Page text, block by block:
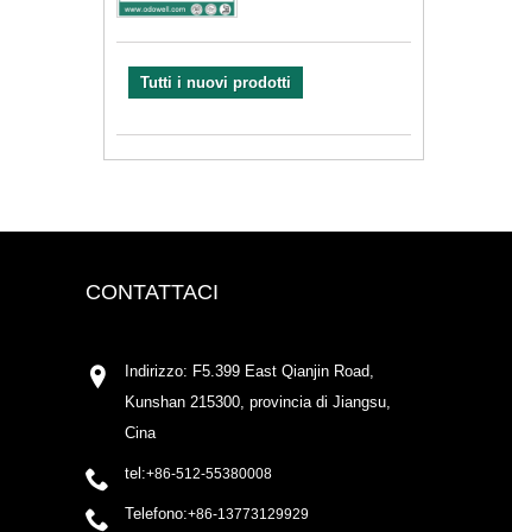
Tutti i nuovi prodotti
CONTATTACI
Indirizzo: F5.399 East Qianjin Road,
Kunshan 215300, provincia di Jiangsu,
Cina
tel:+86-512-55380008
Telefono:+86-13773129929